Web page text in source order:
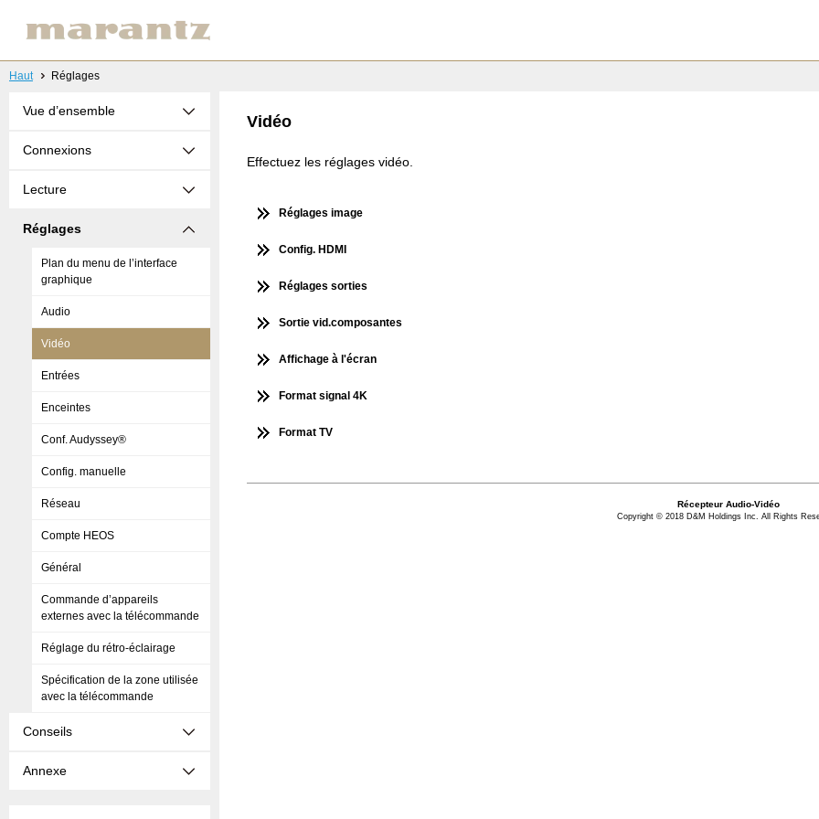
Haut Réglages
Vue d’ensemble
Connexions
Lecture
Réglages
Plan du menu de l’interface
graphique
Audio
Vidéo
Entrées
Enceintes
Conf. Audyssey®
Config. manuelle
Réseau
Compte HEOS
Général
Commande d’appareils
externes avec la télécommande
Réglage du rétro-éclairage
Spécification de la zone utilisée
avec la télécommande
Conseils
Annexe
Vidéo
Effectuez les réglages vidéo.
Réglages image
Config. HDMI
Réglages sorties
Sortie vid.composantes
Affichage à l'écran
Format signal 4K
Format TV
Récepteur Audio-Vidéo
Copyright © 2018 D&M Holdings Inc. All Rights